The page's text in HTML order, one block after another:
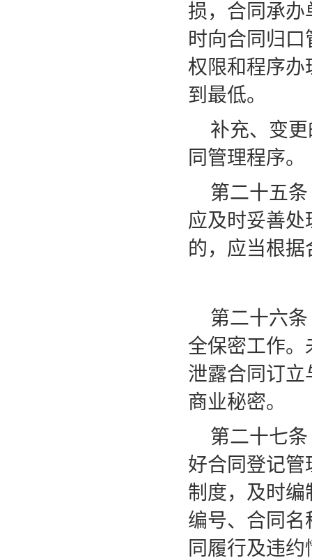
损，合同承
时向合同归
权限和程序办
到最低。
补充、变
同管理程序。
第二十五条
应及时妥善
的，应当根
第二十六条
全保密工作
泄露合同订
商业秘密。
第二十七条
好合同登记
制度，及时
编号、合同
同履行及违